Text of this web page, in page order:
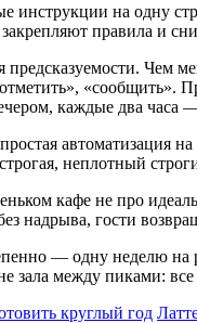
на одну
правила и
Чем
каждые два часа
автоматизация
неплотный
кафе не про
надрыва, гости
— одну неделю
зала между пиками:
круглый год